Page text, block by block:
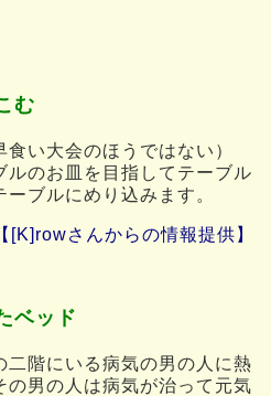
む
い大会のほうではない）
ルのお皿を目指してテーブル
ブルにめり込みます。
【[K]rowさんからの情報提供】
ベッド
二階にいる病気の男の人に熱
の男の人は病気が治って元気